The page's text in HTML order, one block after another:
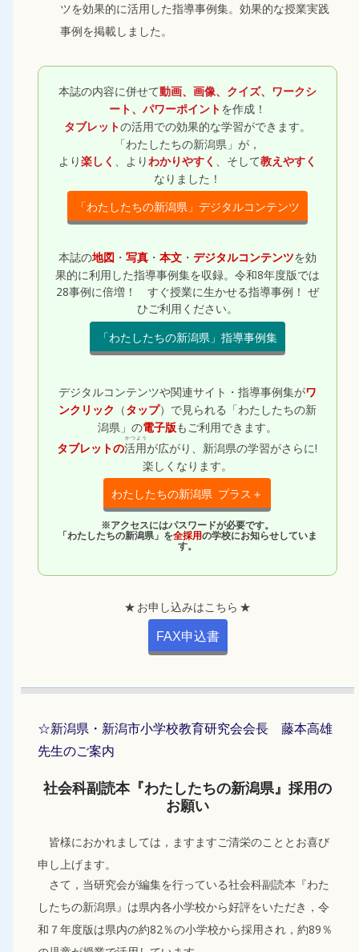
ツを効果的に活用した指導事例集。効果的な授業実践
事例を掲載しました。
本誌の内容に併せて動画、画像、クイズ、ワークシ
ート、パワーポイント を作成！
タブレットの活用での効果的な学習ができます。
「わたしたちの新潟県」が，
より 楽しく 、より わかりやすく 、そして教えやすく
なりました！
「わたしたちの新潟県」デジタルコンテンツ
本誌の地図 ・ 写真・ 本文・ デジタルコンテンツを効
果的に利用した指導事例集を収録。令和8年度版では
28事例に倍増！ すぐ授業に生かせる指導事例！ ぜ
ひご利用ください。
「わたしたちの新潟県」指導事例集
デジタルコンテンツや関連サイト・指導事例集がワ
ンクリック
（ タップ）で見られる「わたしたちの新
潟県」の電子版 もご利用できます。
タブレットの活用が広がり、新潟県の学習がさらに!
楽しくなります。
わたしたちの新潟県 プラス＋
※アクセスにはパスワードが必要です。
「わたしたちの新潟県」を全採用の学校にお知らせしていま
す。
★ お申し込みはこちら ★
FAX申込書
☆新潟県・新潟市小学校教育研究会会長 藤本高雄
先生のご案内
社会科副読本『わたしたちの新潟県』採用の
お願い
皆様におかれましては，ますますご清栄のこととお喜び
申し上げます。
さて，当研究会が編集を行っている社会科副読本『わた
したちの新潟県』は県内各小学校から好評をいただき，令
和７年度版は県内の約82％の小学校から採用され，約89％